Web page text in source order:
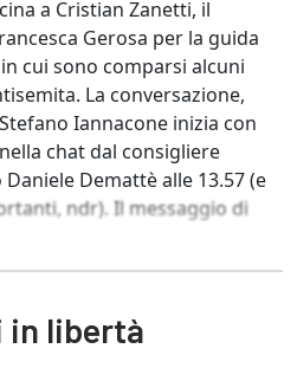
a Cristian Zanetti, il
Gerosa per la guida
cui sono comparsi alcuni
La conversazione,
Iannacone inizia con
chat dal consigliere
Demattè alle 13.57 (e
ndr). Il messaggio di
in libertà